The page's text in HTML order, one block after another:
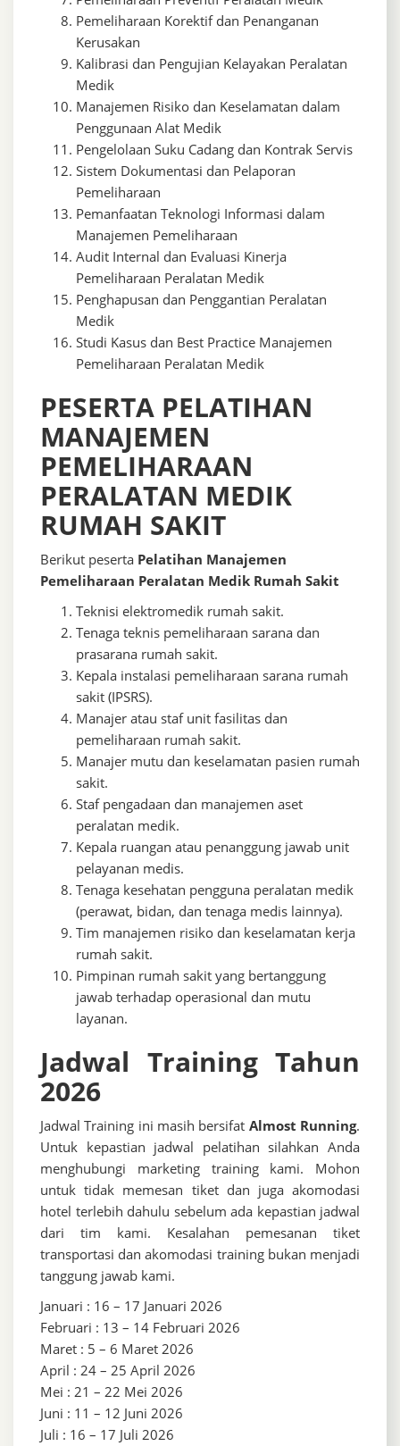
Pemeliharaan Korektif dan Penanganan
Kerusakan
Kalibrasi dan Pengujian Kelayakan Peralatan
Medik
Manajemen Risiko dan Keselamatan dalam
Penggunaan Alat Medik
Pengelolaan Suku Cadang dan Kontrak Servis
Sistem Dokumentasi dan Pelaporan
Pemeliharaan
Pemanfaatan Teknologi Informasi dalam
Manajemen Pemeliharaan
Audit Internal dan Evaluasi Kinerja
Pemeliharaan Peralatan Medik
Penghapusan dan Penggantian Peralatan
Medik
Studi Kasus dan Best Practice Manajemen
Pemeliharaan Peralatan Medik
PESERTA PELATIHAN
MANAJEMEN
PEMELIHARAAN
PERALATAN MEDIK
RUMAH SAKIT
Berikut peserta Pelatihan Manajemen
Pemeliharaan Peralatan Medik Rumah Sakit
Teknisi elektromedik rumah sakit.
Tenaga teknis pemeliharaan sarana dan
prasarana rumah sakit.
Kepala instalasi pemeliharaan sarana rumah
sakit (IPSRS).
Manajer atau staf unit fasilitas dan
pemeliharaan rumah sakit.
Manajer mutu dan keselamatan pasien rumah
sakit.
Staf pengadaan dan manajemen aset
peralatan medik.
Kepala ruangan atau penanggung jawab unit
pelayanan medis.
Tenaga kesehatan pengguna peralatan medik
(perawat, bidan, dan tenaga medis lainnya).
Tim manajemen risiko dan keselamatan kerja
rumah sakit.
Pimpinan rumah sakit yang bertanggung
jawab terhadap operasional dan mutu
layanan.
Jadwal Training Tahun
2026
Jadwal Training ini masih bersifat Almost Running.
Untuk kepastian jadwal pelatihan silahkan Anda
menghubungi marketing training kami. Mohon
untuk tidak memesan tiket dan juga akomodasi
hotel terlebih dahulu sebelum ada kepastian jadwal
dari tim kami. Kesalahan pemesanan tiket
transportasi dan akomodasi training bukan menjadi
tanggung jawab kami.
Januari : 16 – 17 Januari 2026
Februari : 13 – 14 Februari 2026
Maret : 5 – 6 Maret 2026
April : 24 – 25 April 2026
Mei : 21 – 22 Mei 2026
Juni : 11 – 12 Juni 2026
Juli : 16 – 17 Juli 2026